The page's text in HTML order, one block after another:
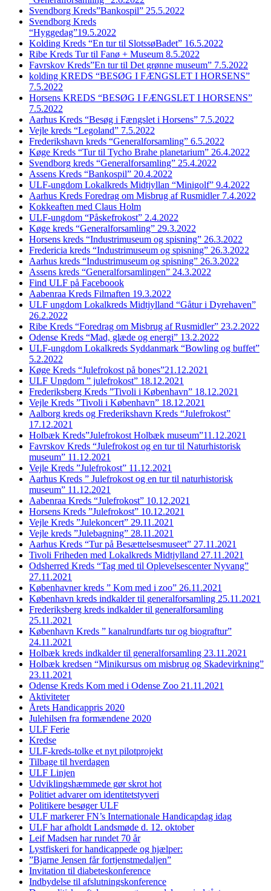
Svendborg Kreds”Bankospil” 25.5.2022
Svendborg Kreds
“Hyggedag”19.5.2022
Kolding Kreds “En tur til SlotssøBadet” 16.5.2022
Ribe Kreds Tur til Fanø + Museum 8.5.2022
Favrskov Kreds”En tur til Det grønne museum” 7.5.2022
kolding KREDS “BESØG I FÆNGSLET I HORSENS”
7.5.2022
Horsens KREDS “BESØG I FÆNGSLET I HORSENS”
7.5.2022
Aarhus Kreds “Besøg i Fængslet i Horsens” 7.5.2022
Vejle kreds “Legoland” 7.5.2022
Frederikshavn kreds “Generalforsamling” 6.5.2022
Køge Kreds “Tur til Tycho Brahe planetarium” 26.4.2022
Svendborg kreds “Generalforsamling” 25.4.2022
Assens Kreds “Bankospil” 20.4.2022
ULF-ungdom Lokalkreds Midtjyllan “Minigolf” 9.4.2022
Aarhus Kreds Foredrag om Misbrug af Rusmidler 7.4.2022
Kokkeaften med Claus Holm
ULF-ungdom “Påskefrokost” 2.4.2022
Køge kreds “Generalforsamling” 29.3.2022
Horsens kreds “Industrimuseum og spisning” 26.3.2022
Fredericia kreds “Industrimuseum og spisning” 26.3.2022
Aarhus kreds “Industrimuseum og spisning” 26.3.2022
Assens kreds “Generalforsamlingen” 24.3.2022
Find ULF på Faceboook
Aabenraa Kreds Filmaften 19.3.2022
ULF ungdom Lokalkreds Midtjylland “Gåtur i Dyrehaven”
26.2.2022
Ribe Kreds “Foredrag om Misbrug af Rusmidler” 23.2.2022
Odense Kreds “Mad, glæde og energi” 13.2.2022
ULF-ungdom Lokalkreds Syddanmark “Bowling og buffet”
5.2.2022
Køge Kreds “Julefrokost på bones”21.12.2021
ULF Ungdom ” julefrokost” 18.12.2021
Frederiksberg Kreds ”Tivoli i København” 18.12.2021
Vejle Kreds ”Tivoli i København” 18.12.2021
Aalborg kreds og Frederikshavn Kreds “Julefrokost”
17.12.2021
Holbæk Kreds”Julefrokost Holbæk museum”11.12.2021
Favrskov Kreds “Julefrokost og en tur til Naturhistorisk
museum” 11.12.2021
Vejle Kreds ”Julefrokost” 11.12.2021
Aarhus Kreds ” Julefrokost og en tur til naturhistorisk
museum” 11.12.2021
Aabenraa Kreds “Julefrokost” 10.12.2021
Horsens Kreds ”Julefrokost” 10.12.2021
Vejle Kreds ”Julekoncert” 29.11.2021
Vejle kreds ”Julebagning” 28.11.2021
Aarhus Kreds “Tur på Besættelsesmuseet” 27.11.2021
Tivoli Friheden med Lokalkreds Midtjylland 27.11.2021
Odsherred Kreds “Tag med til Oplevelsescenter Nyvang”
27.11.2021
Københavner kreds ” Kom med i zoo” 26.11.2021
København kreds indkalder til generalforsamling 25.11.2021
Frederiksberg kreds indkalder til generalforsamling
25.11.2021
København Kreds ” kanalrundfarts tur og biograftur”
24.11.2021
Holbæk kreds indkalder til generalforsamling 23.11.2021
Holbæk kredsen “Minikursus om misbrug og Skadevirkning”
23.11.2021
Odense Kreds Kom med i Odense Zoo 21.11.2021
Aktiviteter
Årets Handicappris 2020
Julehilsen fra formændene 2020
ULF Ferie
Kredse
ULF-kreds-tolke et nyt pilotprojekt
Tilbage til hverdagen
ULF Linjen
Udviklingshæmmede gør skrot hot
Politiet advarer om identitetstyveri
Politikere besøger ULF
ULF markerer FN’s Internationale Handicapdag idag
ULF har afholdt Landsmøde d. 12. oktober
Leif Madsen har rundet 70 år
Lystfiskeri for handicappede og hjælper:
”Bjarne Jensen får fortjenstmedaljen”
Invitation til diabeteskonference
Indbydelse til afslutningskonference